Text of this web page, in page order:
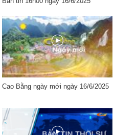
Cao Bằng ngày mới ngày 16/6/2025